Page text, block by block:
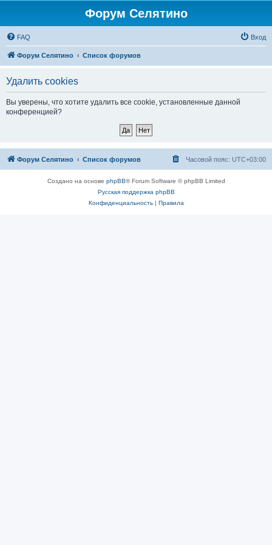
Форум Селятино
FAQ Вход
Форум Селятино Список форумов
Удалить cookies
Вы уверены, что хотите удалить все cookie, установленные данной
конференцией?
Форум Селятино Список форумов Часовой пояс: UTC+03:00
Создано на основе phpBB® Forum Software © phpBB Limited
Русская поддержка phpBB
Конфиденциальность| Правила